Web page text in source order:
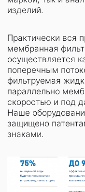
изделий.
Практически вся
мембранная
осуществляется
поперечным
фильтруемая
параллельно
скоростью и под
Наше
защищено
знаками.